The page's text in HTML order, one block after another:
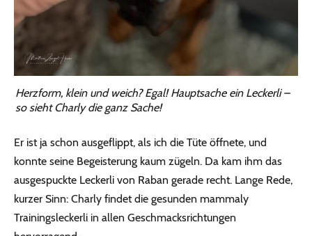
Herzform, klein und weich? Egal! Hauptsache ein Leckerli –
so sieht Charly die ganz Sache!
Er ist ja schon ausgeflippt, als ich die Tüte öffnete, und
konnte seine Begeisterung kaum zügeln. Da kam ihm das
ausgespuckte Leckerli von Raban gerade recht. Lange Rede,
kurzer Sinn: Charly findet die gesunden mammaly
Trainingsleckerli in allen Geschmacksrichtungen